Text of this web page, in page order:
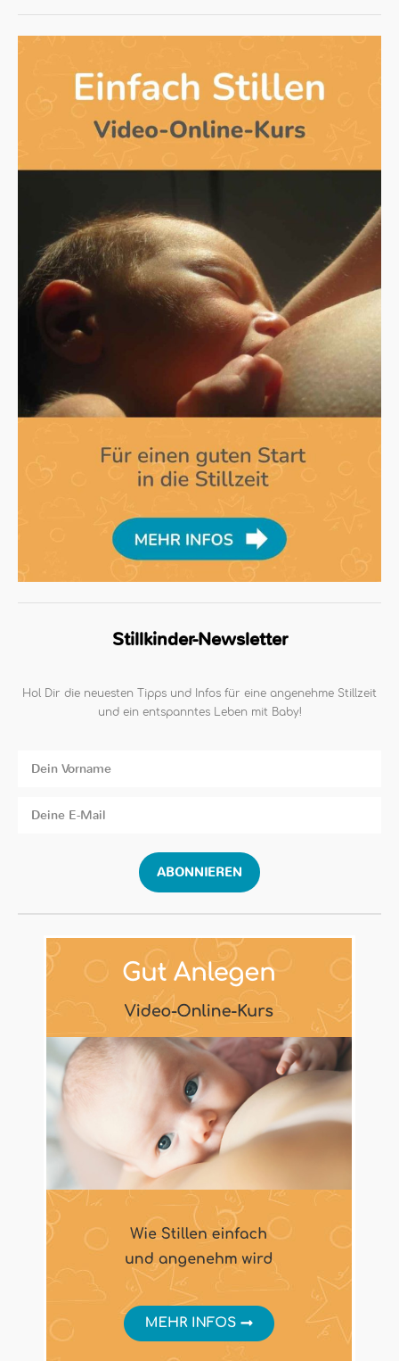
Stillkinder-Newsletter
Hol Dir die neuesten Tipps und Infos für eine angenehme Stillzeit
und ein entspanntes Leben mit Baby!
ABONNIEREN